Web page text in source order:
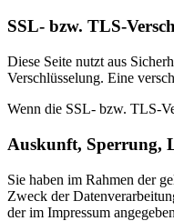
SSL- bzw. TLS-
Diese Seite nutzt aus
Verschlüsselung. Eine
Wenn die SSL- bzw. TLS-
Auskunft, Sperrung,
Sie haben im Rahmen der
Zweck der
der im Impressum